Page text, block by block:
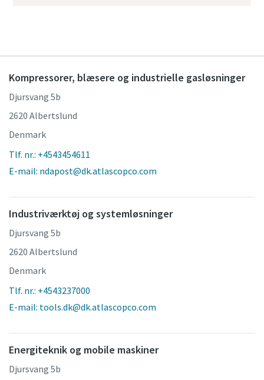
Kompressorer, blæsere og industrielle gasløsninger
Djursvang 5b
2620 Albertslund
Denmark
Tlf. nr.: +4543454611
E-mail: ndapost@dk.atlascopco.com
Industriværktøj og systemløsninger
Djursvang 5b
2620 Albertslund
Denmark
Tlf. nr.: +4543237000
E-mail: tools.dk@dk.atlascopco.com
Energiteknik og mobile maskiner
Djursvang 5b